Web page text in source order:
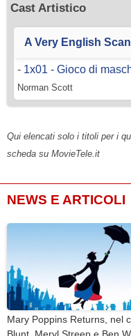
Cast Artistico
A Very English
- 1x01 - Gioco di
Norman Scott
Qui elencati solo i titoli per i
scheda su MovieTele.it
NEWS E ARTICOLI
Mary Poppins Returns, nel